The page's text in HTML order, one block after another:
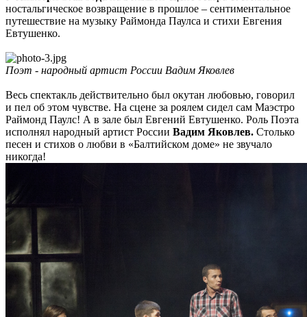
ностальгическое возвращение в прошлое – сентиментальное
путешествие на музыку Раймонда Паулса и стихи Евгения
Евтушенко.
Поэт - народный артист России Вадим Яковлев
Весь спектакль действительно был окутан любовью, говорил
и пел об этом чувстве. На сцене за роялем сидел сам Маэстро
Раймонд Паулс! А в зале был Евгений Евтушенко. Роль Поэта
исполнял народный артист России Вадим Яковлев. Столько
песен и стихов о любви в «Балтийском доме» не звучало
никогда!